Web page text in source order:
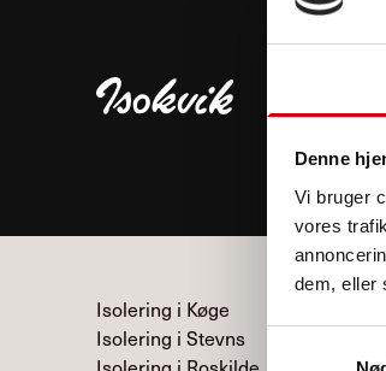
Denne
Vi bruger
vores
dem, eller
Isolering i Køge
Isolering i Stevns